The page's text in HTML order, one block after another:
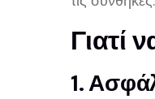
Γιατί
1.